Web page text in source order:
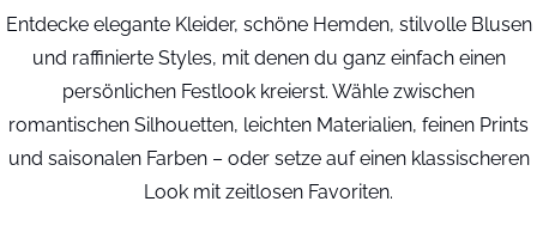
Entdecke elegante Kleider, schöne Hemden, stilvolle Blusen
und raffinierte Styles, mit denen du ganz einfach einen
persönlichen Festlook kreierst. Wähle zwischen
romantischen Silhouetten, leichten Materialien, feinen Prints
und saisonalen Farben – oder setze auf einen klassischeren
Look mit zeitlosen Favoriten.